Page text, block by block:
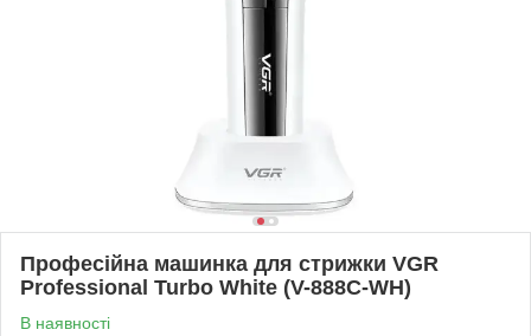
Професійна машинка для стрижки VGR
Professional Turbo White (V-888C-WH)
В наявності